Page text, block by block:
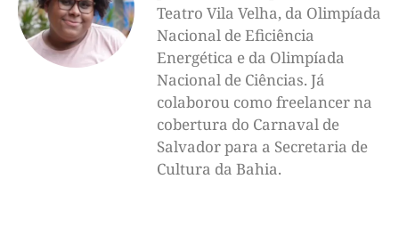
Teatro Vila Velha, da Olimpíada
Nacional de Eficiência
Energética e da Olimpíada
Nacional de Ciências. Já
colaborou como freelancer na
cobertura do Carnaval de
Salvador para a Secretaria de
Cultura da Bahia.